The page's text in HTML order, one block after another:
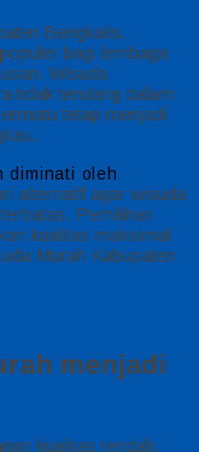
Bengkalis,
bagi lembaga
Wisuda
tidak terulang dalam
tetap menjadi
diminati oleh
alternatif agar wisuda
Pemilihan
kualitas maksimal
Murah Kabupaten
menjadi
kualitas rendah.